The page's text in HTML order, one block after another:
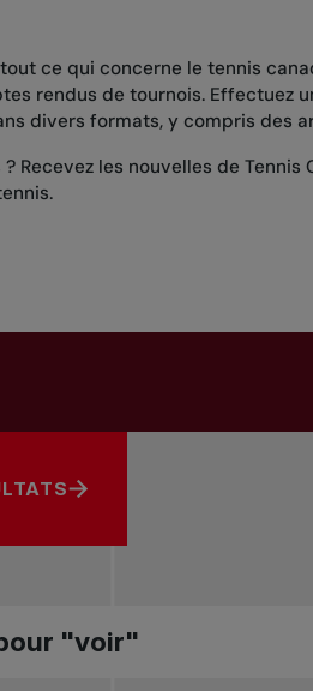
ce qui concerne le tennis
rendus de tournois. Effectuez
divers formats, y compris des
? Recevez les nouvelles de
.
ou autre
"voir"